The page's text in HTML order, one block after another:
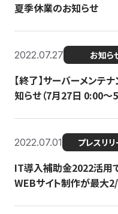
夏季休業のお知らせ
2022.07.27 お知ら
【終了】サーバーメンテ
知らせ（7月27日 0:00〜
2022.07.01 プレスリリ
IT導入補助金2022活用
WEBサイト制作が最大2/